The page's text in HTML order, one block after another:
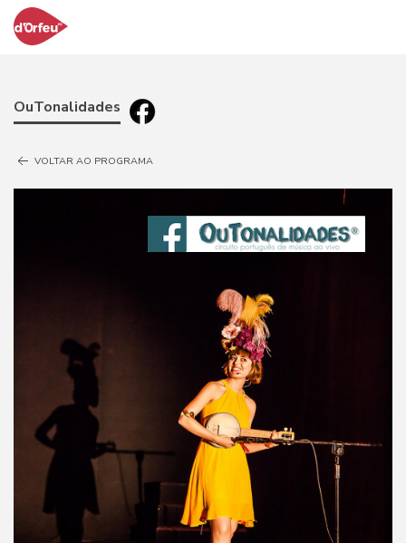
OuTonalidades
VOLTAR AO PROGRAMA